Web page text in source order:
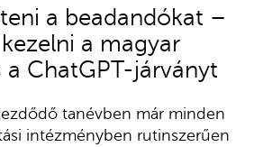
a beadandókat –
a magyar
ChatGPT-járványt
tanévben már minden
intézményben rutinszerűen